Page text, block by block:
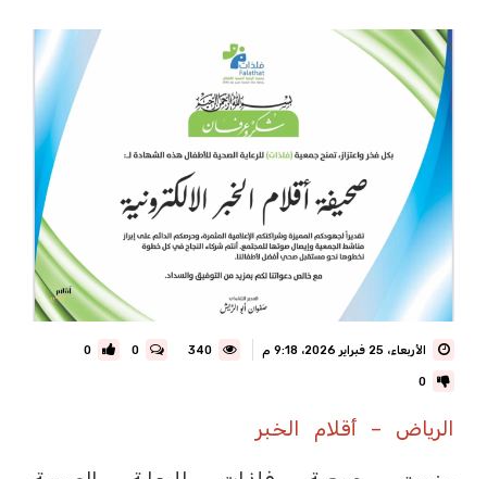
الأربعاء، 25 فبراير 2026، 9:18 م 0
0
0
الرياض – أقلام الخبر